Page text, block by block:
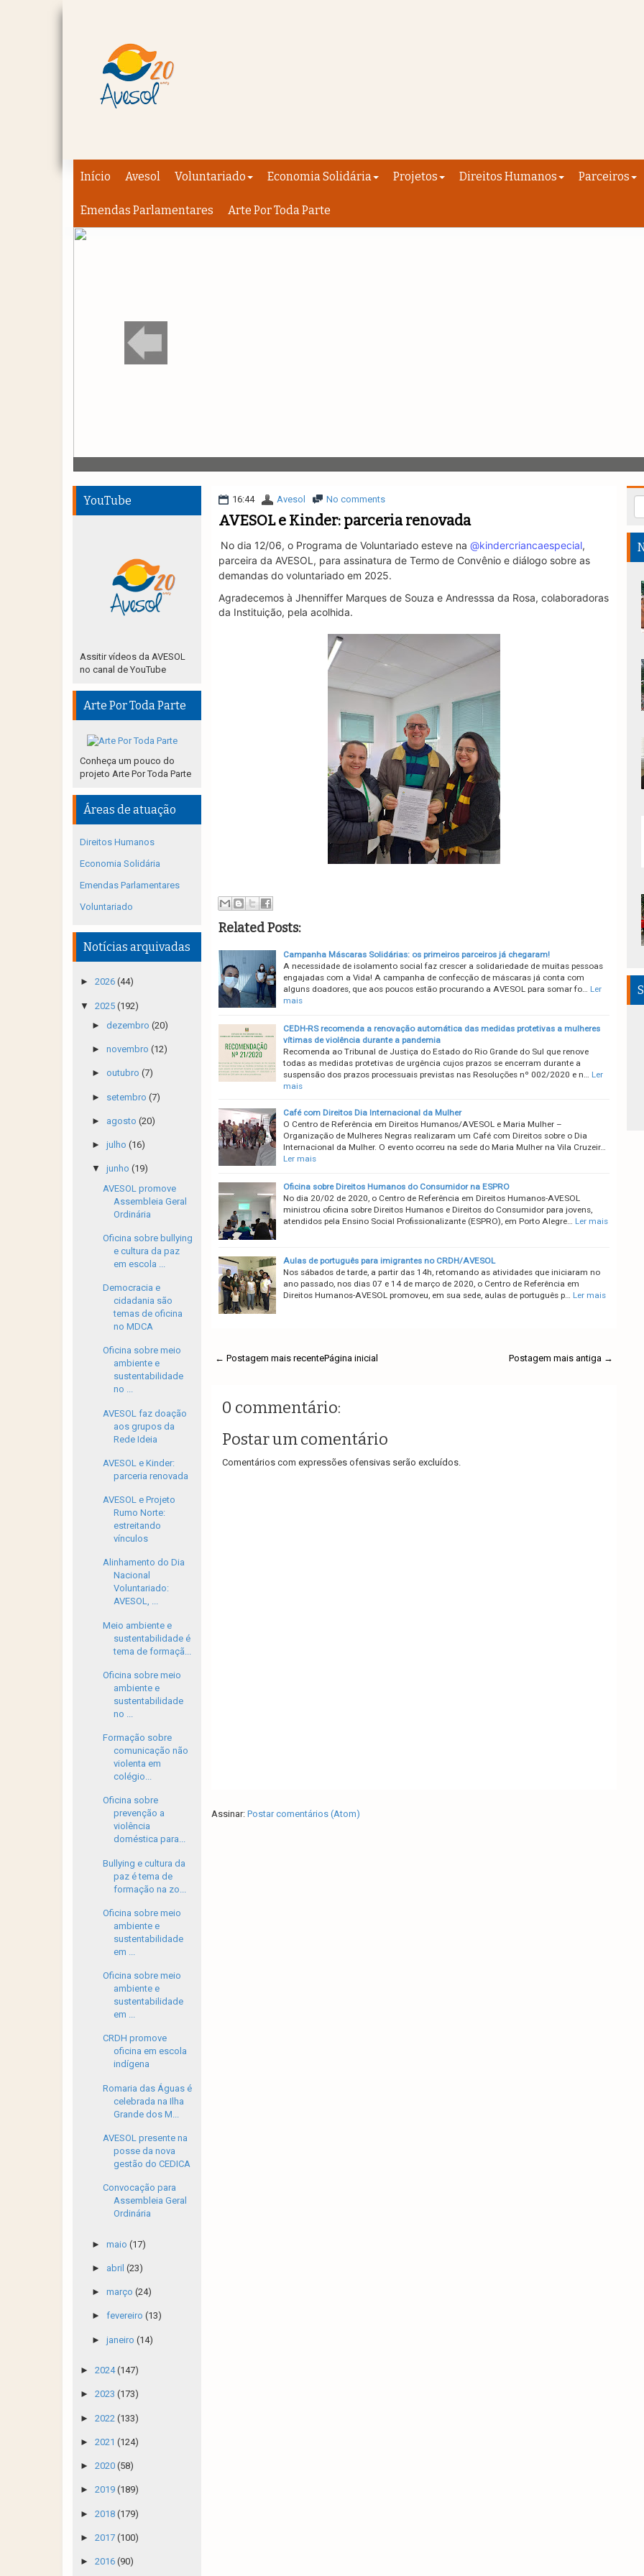
Início Avesol Voluntariado Economia Solidária Projetos Direitos Humanos Parceiros
Emendas Parlamentares Arte Por Toda Parte
16:44 Avesol No comments
AVESOL e Kinder: parceria renovada
No dia 12/06, o Programa de Voluntariado esteve na @kindercriancaespecial,
parceira da AVESOL, para assinatura de Termo de Convênio e diálogo sobre as
demandas do voluntariado em 2025.
Agradecemos à Jhenniffer Marques de Souza e Andresssa da Rosa, colaboradoras
da Instituição, pela acolhida.
Related Posts:
Campanha Máscaras Solidárias: os primeiros parceiros já chegaram!
A necessidade de isolamento social faz crescer a solidariedade de muitas pessoas
engajadas com a Vida! A campanha de confecção de máscaras já conta com
alguns doadores, que aos poucos estão procurando a AVESOL para somar fo…
Ler
mais
CEDH-RS recomenda a renovação automática das medidas protetivas a mulheres
vítimas de violência durante a pandemia
Recomenda ao Tribunal de Justiça do Estado do Rio Grande do Sul que renove
todas as medidas protetivas de urgência cujos prazos se encerram durante a
suspensão dos prazos processuais previstas nas Resoluções nº 002/2020 e n…
Ler
mais
Café com Direitos Dia Internacional da Mulher
O Centro de Referência em Direitos Humanos/AVESOL e Maria Mulher –
Organização de Mulheres Negras realizaram um Café com Direitos sobre o Dia
Internacional da Mulher. O evento ocorreu na sede do Maria Mulher na Vila Cruzeir…
Ler mais
Oficina sobre Direitos Humanos do Consumidor na ESPRO
No dia 20/02 de 2020, o Centro de Referência em Direitos Humanos-AVESOL
ministrou oficina sobre Direitos Humanos e Direitos do Consumidor para jovens,
atendidos pela Ensino Social Profissionalizante (ESPRO), em Porto Alegre…
Ler mais
Aulas de português para imigrantes no CRDH/AVESOL
Nos sábados de tarde, a partir das 14h, retomando as atividades que iniciaram no
ano passado, nos dias 07 e 14 de março de 2020, o Centro de Referência em
Direitos Humanos-AVESOL promoveu, em sua sede, aulas de português p…
Ler mais
← Postagem mais recente Postagem mais antiga →
Página inicial
0 commentário:
Postar um comentário
Comentários com expressões ofensivas serão excluídos.
Assinar: Postar comentários (Atom)
YouTube
Assitir vídeos da AVESOL
no canal de YouTube
Arte Por Toda Parte
Conheça um pouco do
projeto Arte Por Toda Parte
Áreas de atuação
Direitos Humanos
Economia Solidária
Emendas Parlamentares
Voluntariado
Notícias arquivadas
► 2026 (44)
▼ 2025 (192)
► dezembro (20)
► novembro (12)
► outubro (7)
► setembro (7)
► agosto (20)
► julho (16)
▼ junho (19)
AVESOL promove
Assembleia Geral
Ordinária
Oficina sobre bullying
e cultura da paz
em escola ...
Democracia e
cidadania são
temas de oficina
no MDCA
Oficina sobre meio
ambiente e
sustentabilidade
no ...
AVESOL faz doação
aos grupos da
Rede Ideia
AVESOL e Kinder:
parceria renovada
AVESOL e Projeto
Rumo Norte:
estreitando
vínculos
Alinhamento do Dia
Nacional
Voluntariado:
AVESOL, ...
Meio ambiente e
sustentabilidade é
tema de formaçã...
Oficina sobre meio
ambiente e
sustentabilidade
no ...
Formação sobre
comunicação não
violenta em
colégio...
Oficina sobre
prevenção a
violência
doméstica para...
Bullying e cultura da
paz é tema de
formação na zo...
Oficina sobre meio
ambiente e
sustentabilidade
em ...
Oficina sobre meio
ambiente e
sustentabilidade
em ...
CRDH promove
oficina em escola
indígena
Romaria das Águas é
celebrada na Ilha
Grande dos M...
AVESOL presente na
posse da nova
gestão do CEDICA
Convocação para
Assembleia Geral
Ordinária
► maio (17)
► abril (23)
► março (24)
► fevereiro (13)
► janeiro (14)
► 2024(147)
► 2023 (173)
► 2022 (133)
► 2021 (124)
► 2020 (58)
► 2019 (189)
► 2018 (179)
► 2017 (100)
► 2016 (90)